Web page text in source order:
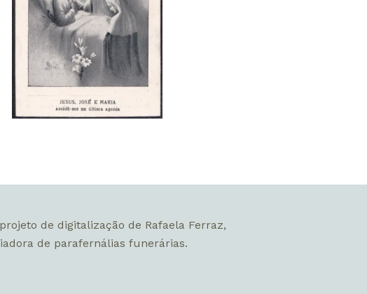
de digitalização de Rafaela Ferraz,
de parafernálias funerárias.